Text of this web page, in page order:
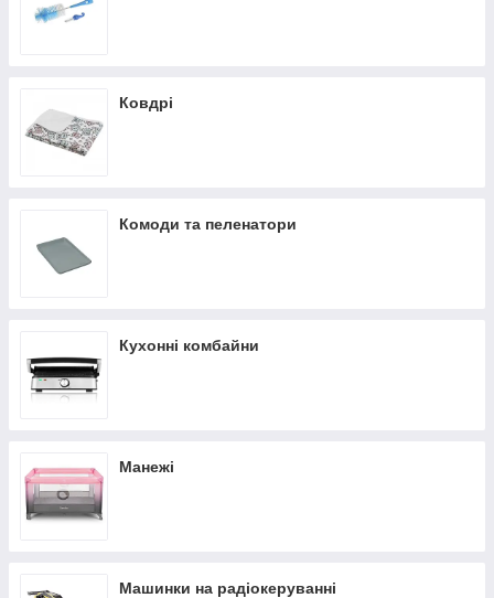
Ковдрі
Комоди та пеленатори
Кухонні комбайни
Манежі
Машинки на радіокеруванні